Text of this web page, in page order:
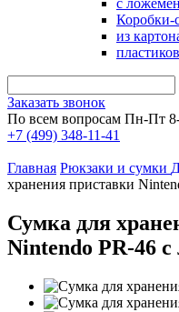
с
Коробки-
из
Заказать звонок
По всем вопросам Пн-Пт
+7 (499) 348-11-41
Главная Рюкзаки и сумки
хранения приставки
Сумка для
Nintendo PR-46 с